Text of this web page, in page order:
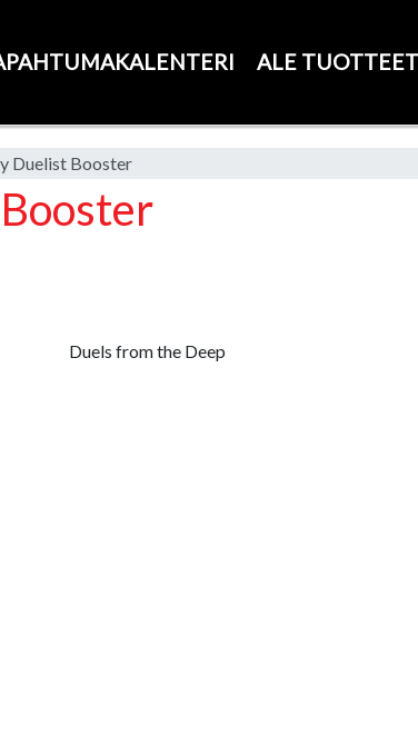
ALE TUOTTEET
Duelist Booster
Duels from the Deep